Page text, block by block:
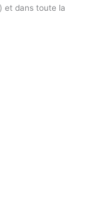
et dans toute la